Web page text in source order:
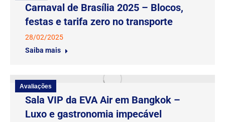
Carnaval de Brasília 2025 – Blocos,
festas e tarifa zero no transporte
28/02/2025
Saiba mais
Avaliações
Sala VIP da EVA Air em Bangkok –
Luxo e gastronomia impecável